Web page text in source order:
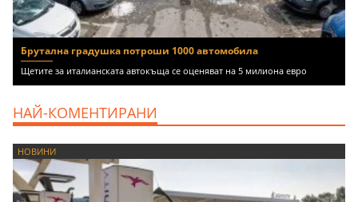
Брутална градушка потроши 1000 автомобила
Щетите за италианската автокъща се оценяват на 5 милиона евро
НАЙ-КОМЕНТИРАНИ
НОВИНИ